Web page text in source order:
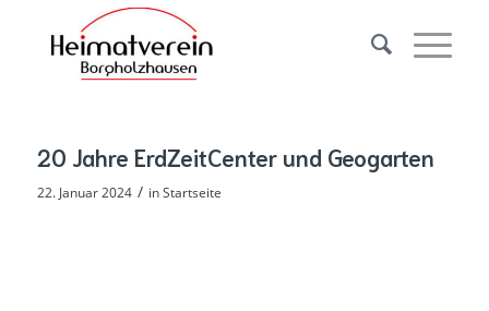
20 Jahre ErdZeitCenter und Geogarten
22. Januar 2024 / inStartseite